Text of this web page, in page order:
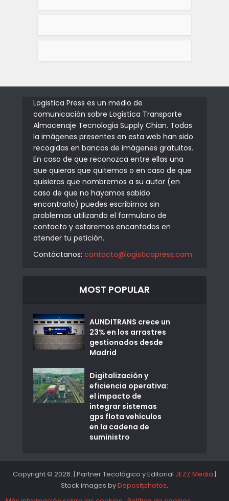
Logistica Press es un medio de
comunicación sobre Logistica Transporte
Almacenaje Tecnologia Supply Chian. Todas
la imágenes presentes en esta web han sido
recogidas en bancos de imágenes gratuitos.
En caso de que reconozca entre ellas una
que quieras que quitemos o en caso de que
quisieras que nombremos a su autor (en
caso de que no hayamos sabido
encontrarlo) puedes escribirnos sin
problemas utilizando el formulario de
contacto y estaremos encantados en
atender tu petición.
Contáctanos: contacto@logisticapress.com
MOST POPULAR
AUNDITRANS crece un
23% en los arrastres
gestionados desde
Madrid
Digitalización y
eficiencia operativa:
el impacto de
integrar sistemas
gps flota vehículos
en la cadena de
suministro
Copyright © 2026. | Partner Tecológico y Editorial JEZZ Media |
Stock images byDepositphotos.